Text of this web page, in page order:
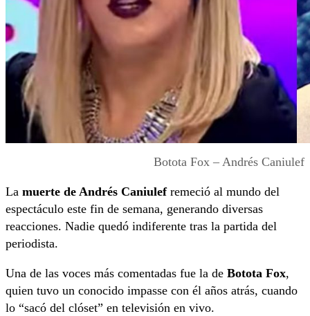
Botota Fox – Andrés Caniulef
La muerte de Andrés Caniulefremeció al mundo del
espectáculo este fin de semana, generando diversas
reacciones. Nadie quedó indiferente tras la partida del
periodista.
Una de las voces más comentadas fue la de Botota Fox,
quien tuvo un conocido impasse con él años atrás, cuando
lo “sacó del clóset” en televisión en vivo.